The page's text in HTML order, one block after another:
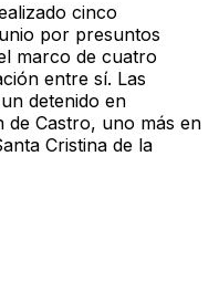
cinco
por presuntos
marco de cuatro
entre sí. Las
detenido en
de Castro, uno más en
Cristina de la